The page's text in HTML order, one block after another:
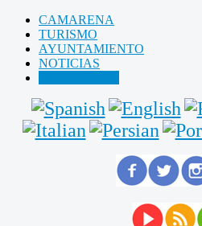
CAMARENA
TURISMO
AYUNTAMIENTO
NOTICIAS